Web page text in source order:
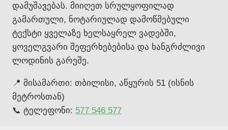
დამუშავებას. მიიღეთ სრულყოფილად
გამართული, ნოტარიულად დამოწმებული
ტექსტი ყველაზე ხელსაყრელ ვადებში,
ყოველგვარი შეფერხებებისა და ხანგრძლივი
ლოდინის გარეშე.
📍 მისამართი: თბილისი, აწყურის 51 (ისნის
მეტროსთან)
📞 ტელეფონი: 577 546 577